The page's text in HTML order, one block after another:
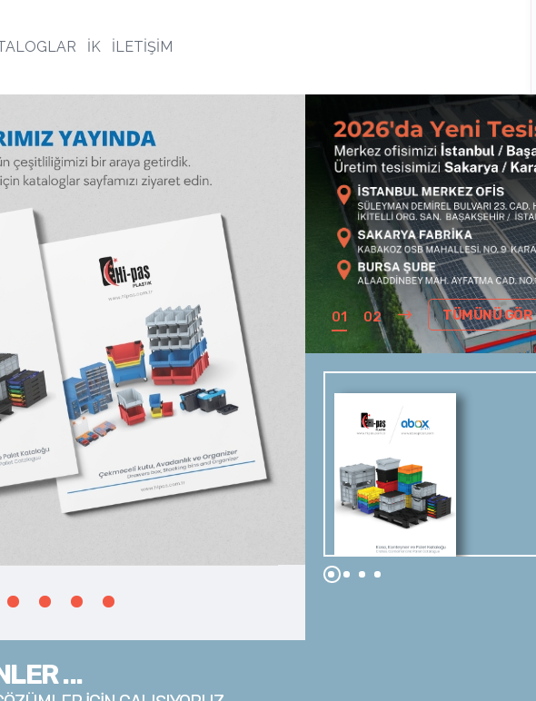
İK İLETİŞİM
01 02 TÜMÜNÜ GÖR
TEKNİK SORULARINIZ VE
TEKLİF ALMAK İÇİN
444 71 36
...